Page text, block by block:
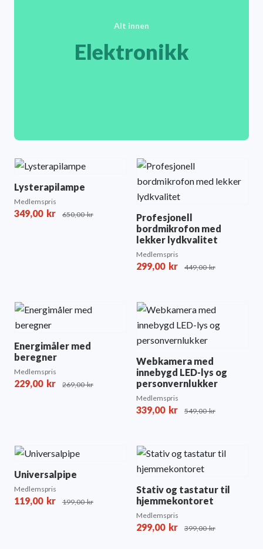
Elektronikk
Alt innen
Lysterapilampe
Medlemspris
349,00 kr 650,00kr
Profesjonell
bordmikrofon med
lekker lydkvalitet
Medlemspris
299,00 kr 449,00kr
Energimåler med
beregner
Medlemspris
229,00 kr 269,00kr
Webkamera med
innebygd LED-lys og
personvernlukker
Medlemspris
339,00 kr 549,00kr
Universalpipe
Medlemspris
119,00 kr 199,00kr
Stativ og tastatur til
hjemmekontoret
Medlemspris
299,00 kr 399,00kr